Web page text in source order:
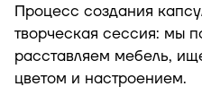
Процесс создания
творческая сессия: мы
расставляем мебель,
цветом и настроением.